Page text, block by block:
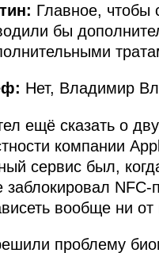
Главное, чтобы
бы
Нет, Владимир
ещё сказать о
компании
сервис был,
заблокировал
вообще ни от
проблему